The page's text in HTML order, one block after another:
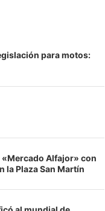
para motos:
«Mercado Alfajor» con
la Plaza San Martín